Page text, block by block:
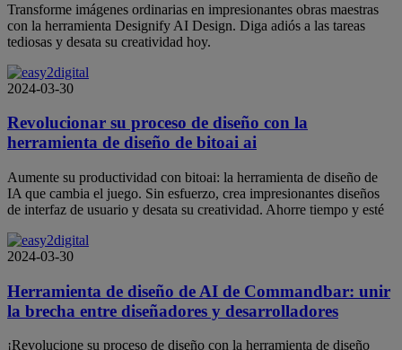
Transforme imágenes ordinarias en impresionantes obras maestras
con la herramienta Designify AI Design. Diga adiós a las tareas
tediosas y desata su creatividad hoy.
2024-03-30
Revolucionar su proceso de diseño con la
herramienta de diseño de bitoai ai
Aumente su productividad con bitoai: la herramienta de diseño de
IA que cambia el juego. Sin esfuerzo, crea impresionantes diseños
de interfaz de usuario y desata su creatividad. Ahorre tiempo y esté
2024-03-30
Herramienta de diseño de AI de Commandbar: unir
la brecha entre diseñadores y desarrolladores
¡Revolucione su proceso de diseño con la herramienta de diseño